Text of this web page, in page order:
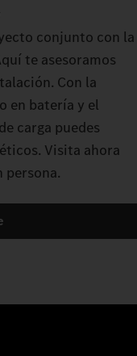
conjunto con la
te asesoramos
Con la
en batería y el
carga puedes
Visita ahora
persona.